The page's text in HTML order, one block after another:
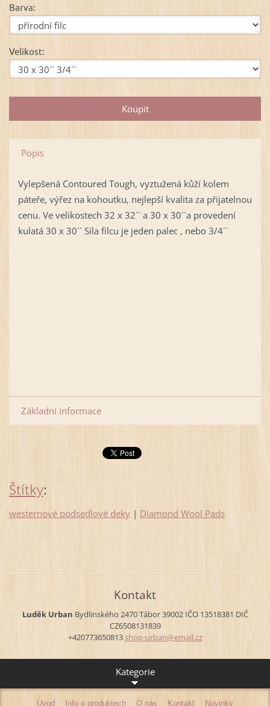
Barva:
Velikost:
Popis
Vylepšená Contoured Tough, vyztužená kůží kolem
páteře, výřez na kohoutku, nejlepší kvalita za přijatelnou
cenu. Ve velikostech 32 x 32´´ a 30 x 30´´a provedení
kulatá 30 x 30´´ Síla filcu je jeden palec , nebo 3/4´´
Základní informace
Štítky:
westernové podsedlové deky | Diamond Wool Pads
Kontakt
Luděk Urban Bydlinského 2470Tábor39002IČO 13518381 DIČ
CZ6508131839
+420773650813shop-urban@email.cz
Kategorie
Úvod Info o produktech O nás Kontakt Novinky